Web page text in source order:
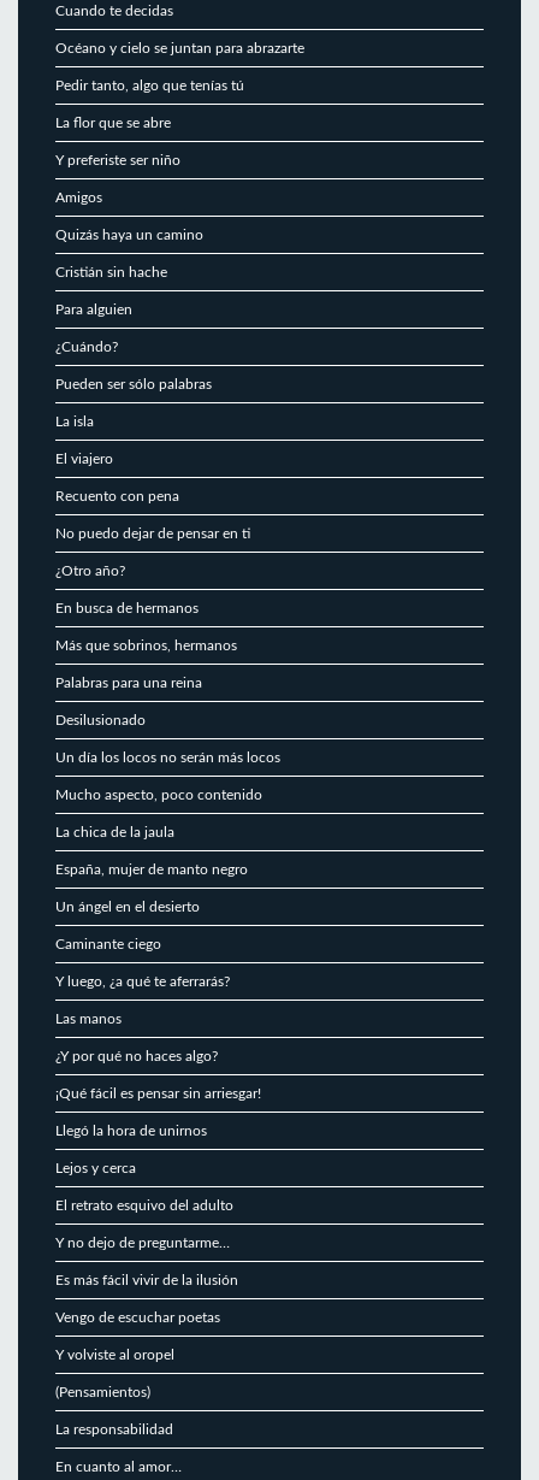
Cuando te decidas
Océano y cielo se juntan para abrazarte
Pedir tanto, algo que tenías tú
La flor que se abre
Y preferiste ser niño
Amigos
Quizás haya un camino
Cristián sin hache
Para alguien
¿Cuándo?
Pueden ser sólo palabras
La isla
El viajero
Recuento con pena
No puedo dejar de pensar en ti
¿Otro año?
En busca de hermanos
Más que sobrinos, hermanos
Palabras para una reina
Desilusionado
Un día los locos no serán más locos
Mucho aspecto, poco contenido
La chica de la jaula
España, mujer de manto negro
Un ángel en el desierto
Caminante ciego
Y luego, ¿a qué te aferrarás?
Las manos
¿Y por qué no haces algo?
¡Qué fácil es pensar sin arriesgar!
Llegó la hora de unirnos
Lejos y cerca
El retrato esquivo del adulto
Y no dejo de preguntarme…
Es más fácil vivir de la ilusión
Vengo de escuchar poetas
Y volviste al oropel
(Pensamientos)
La responsabilidad
En cuanto al amor…